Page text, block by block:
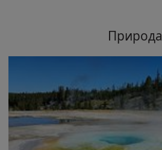
Природа